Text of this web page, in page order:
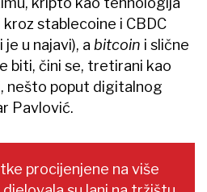
stablecoine i CBDC
u najavi), a bitcoin i slične
biti, čini se, tretirani kao
nešto poput digitalnog
Pavlović.
procijenjene na više